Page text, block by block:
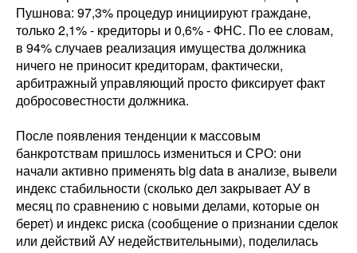
Пушнова: 97,3% процедур инициируют граждане,
только 2,1% - кредиторы и 0,6% - ФНС. По ее словам,
в 94% случаев реализация имущества должника
ничего не приносит кредиторам, фактически,
арбитражный управляющий просто фиксирует факт
добросовестности должника.
После появления тенденции к массовым
банкротствам пришлось измениться и СРО: они
начали активно применять big data в анализе, вывели
индекс стабильности (сколько дел закрывает АУ в
месяц по сравнению с новыми делами, которые он
берет) и индекс риска (сообщение о признании сделок
или действий АУ недействительными), поделилась